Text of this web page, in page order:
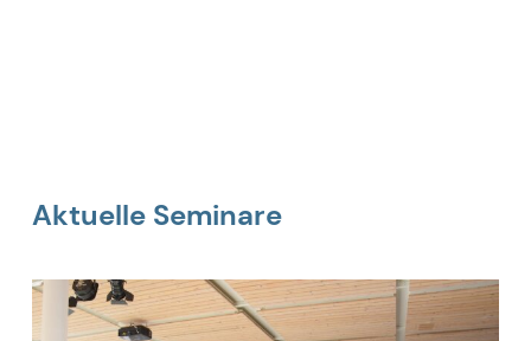
Entdecke unser Seminarangebot
Aktuelle Seminare